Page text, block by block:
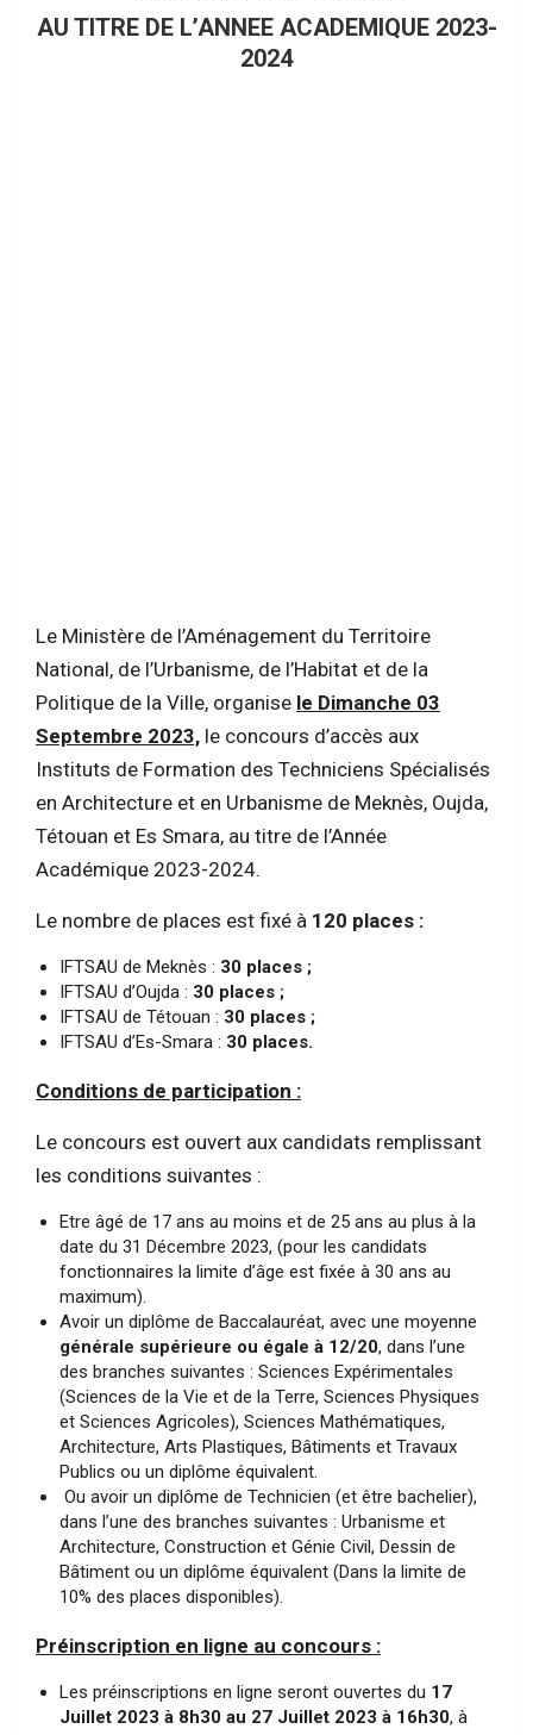
AU TITRE DE L’ANNEE ACADEMIQUE 2023-
2024
Le Ministère de l’Aménagement du Territoire
National, de l’Urbanisme, de l’Habitat et de la
Politique de la Ville, organise le Dimanche 03
Septembre 2023, le concours d’accès aux
Instituts de Formation des Techniciens Spécialisés
en Architecture et en Urbanisme de Meknès, Oujda,
Tétouan et Es Smara, au titre de l’Année
Académique 2023-2024.
Le nombre de places est fixé à 120 places :
IFTSAU de Meknès : 30 places ;
IFTSAU d’Oujda : 30 places ;
IFTSAU de Tétouan : 30 places ;
IFTSAU d’Es-Smara : 30 places.
Conditions de participation :
Le concours est ouvert aux candidats remplissant
les conditions suivantes :
Etre âgé de 17 ans au moins et de 25 ans au plus à la
date du 31 Décembre 2023, (pour les candidats
fonctionnaires la limite d’âge est fixée à 30 ans au
maximum).
Avoir un diplôme de Baccalauréat, avec une moyenne
générale supérieure ou égale à 12/20, dans l’une
des branches suivantes : Sciences Expérimentales
(Sciences de la Vie et de la Terre, Sciences Physiques
et Sciences Agricoles), Sciences Mathématiques,
Architecture, Arts Plastiques, Bâtiments et Travaux
Publics ou un diplôme équivalent.
Ou avoir un diplôme de Technicien (et être bachelier),
dans l’une des branches suivantes : Urbanisme et
Architecture, Construction et Génie Civil, Dessin de
Bâtiment ou un diplôme équivalent (Dans la limite de
10% des places disponibles).
Préinscription en ligne au concours :
Les préinscriptions en ligne seront ouvertes du 17
Juillet 2023 à 8h30 au 27 Juillet 2023 à 16h30, à